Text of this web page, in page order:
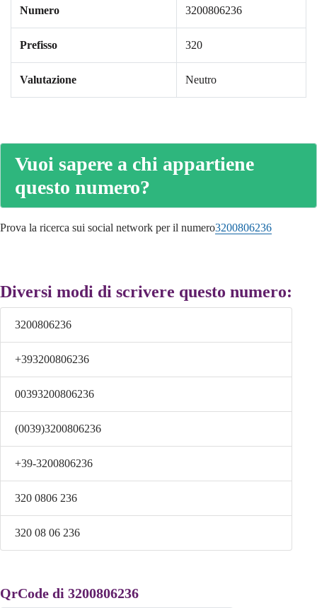
Numero 3200806236
Prefisso 320
Valutazione Neutro
Vuoi sapere a chi appartiene
questo numero?
Prova la ricerca sui social network per il numero3200806236
Diversi modi di scrivere questo numero:
3200806236
+393200806236
00393200806236
(0039)3200806236
+39-3200806236
320 0806 236
320 08 06 236
QrCode di 3200806236